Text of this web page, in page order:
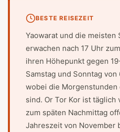
BESTE REISEZEIT
Yaowarat und die
erwachen nach 17 Uhr
ihren Höhepunkt gegen
Samstag und Sonntag
wobei die
sind. Or Tor Kor ist
zum späten Nachmittag
Jahreszeit von November